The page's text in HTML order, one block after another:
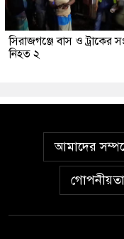
সিরাজগঞ্জে বাস ও ট্রাকের
নিহত ২
আমাদের